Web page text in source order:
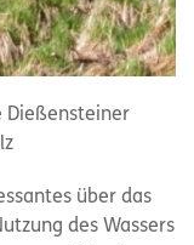
Dießensteiner
über das
des Wassers